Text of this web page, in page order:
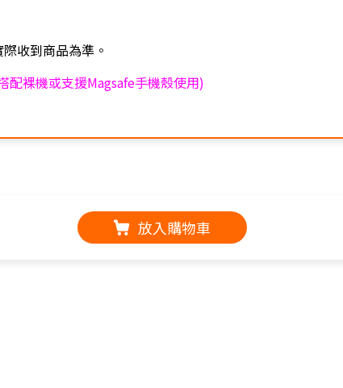
收到商品為準。
配裸機或支援Magsafe手機殼使用)
放入購物車